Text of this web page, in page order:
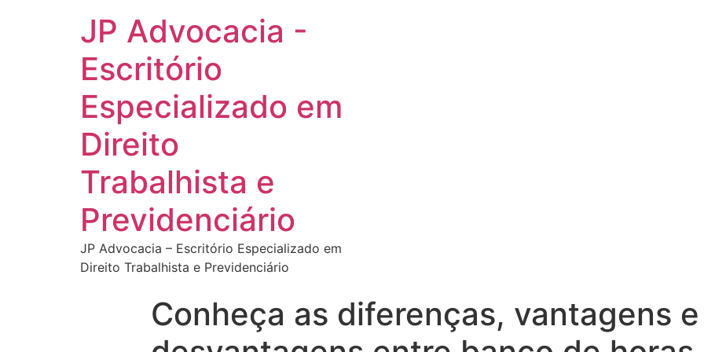
JP Advocacia -
Escritório
Especializado em
Direito
Trabalhista e
Previdenciário
JP Advocacia – Escritório Especializado em
Direito Trabalhista e Previdenciário
Conheça as diferenças, vantagens e